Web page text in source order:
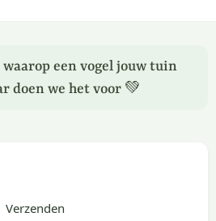
een vogel jouw tuin
doen we het voor 💚
Verzenden